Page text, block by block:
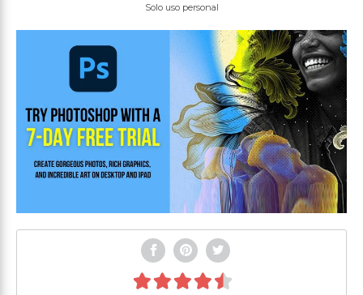
Solo uso personal